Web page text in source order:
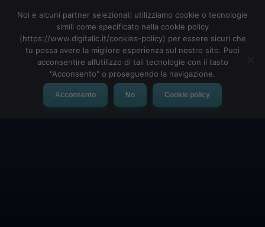
MENU
Noi e alcuni partner selezionati utilizziamo cookie o tecnologie
simili come specificato nella cookie policy
(https://www.digitalic.it/cookies-policy) per essere sicuri che
tu possa avere la migliore esperienza sul nostro sito. Puoi
acconsentire all’utilizzo di tali tecnologie con il tasto
"Acconsento" o proseguendo la navigazione.
Acconsento No Cookie policy